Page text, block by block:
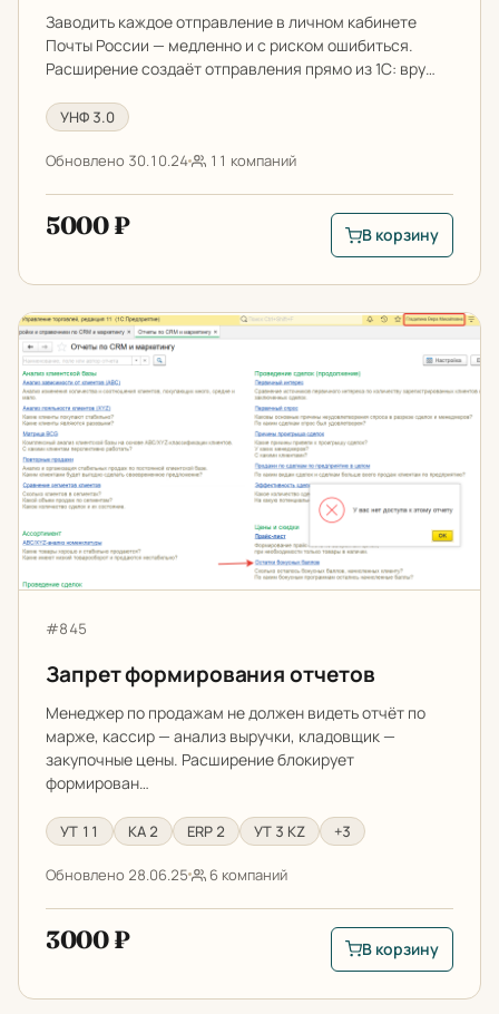
Заводить каждое отправление в личном кабинете
Почты России — медленно и с риском ошибиться.
Расширение создаёт отправления прямо из 1С: вру…
УНФ 3.0
Обновлено 30.10.24 11 компаний
5000 ₽
В корзину:
В корзину
Запрет формирования отчетов
Артикул:
#845
Запрет формирования отчетов
Менеджер по продажам не должен видеть отчёт по
марже, кассир — анализ выручки, кладовщик —
закупочные цены. Расширение блокирует
формирован…
УТ 11 КА 2 ERP 2 УТ 3 KZ +3
Обновлено 28.06.25 6 компаний
3000 ₽
В корзину: Запрет
В корзину